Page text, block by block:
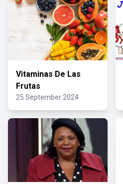
Vitaminas De Las
Frutas
25 September 2024